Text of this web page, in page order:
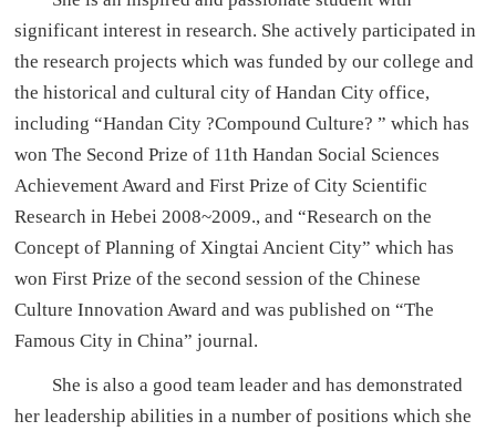
significant interest in research. She actively participated in
the research projects which was funded by our college and
the historical and cultural city of Handan City office,
including “Handan City ?Compound Culture? ” which has
won The Second Prize of 11th Handan Social Sciences
Achievement Award and First Prize of City Scientific
Research in Hebei 2008~2009., and “Research on the
Concept of Planning of Xingtai Ancient City” which has
won First Prize of the second session of the Chinese
Culture Innovation Award and was published on “The
Famous City in China” journal.
She is also a good team leader and has demonstrated
her leadership abilities in a number of positions which she